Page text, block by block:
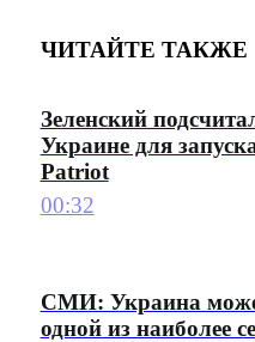
ЧИТАЙТЕ ТАКЖЕ
Зеленский
Украине для
Patriot
00:32
СМИ: Украина
одной из наиболее